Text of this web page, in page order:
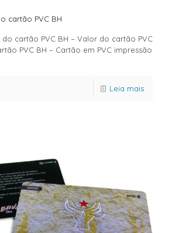
cartão PVC BH
cartão PVC BH – Valor do cartão PVC
PVC BH – Cartão em PVC impressão
Leia mais